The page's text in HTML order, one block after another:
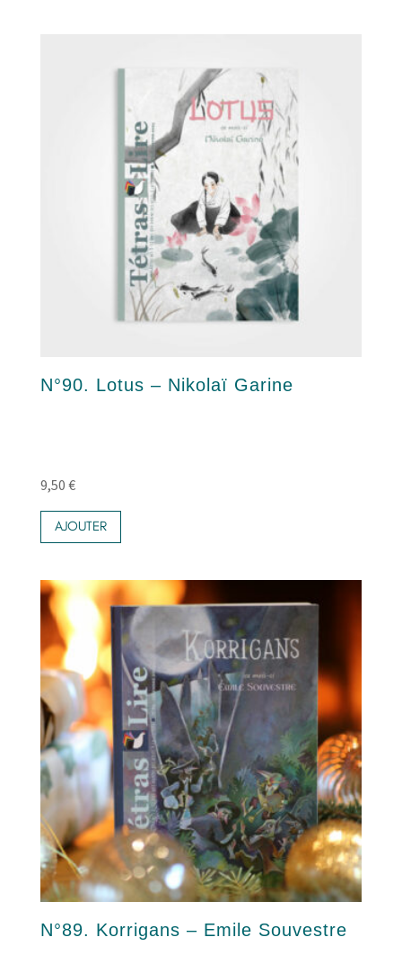
N°90. Lotus – Nikolaï Garine
9,50 €
AJOUTER
N°89. Korrigans – Emile Souvestre